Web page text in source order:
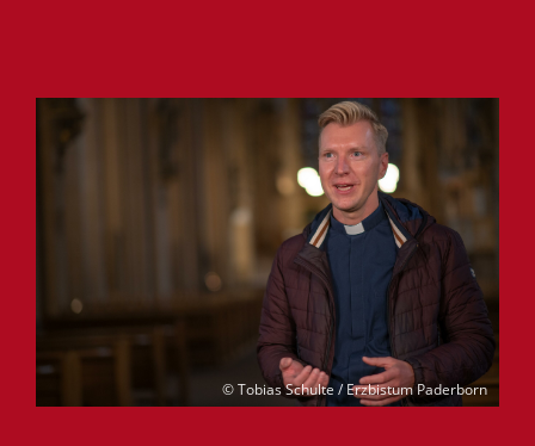
© Tobias Schulte / Erzbistum Paderborn